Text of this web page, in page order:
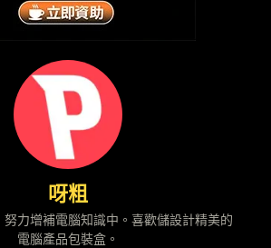
呀粗
努力增補電腦知識中。喜歡儲設計精美的
電腦產品包裝盒。